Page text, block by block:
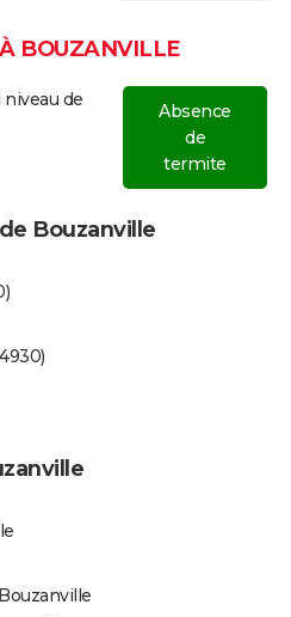
BOUZANVILLE
de
Absence
de
termite
Bouzanville